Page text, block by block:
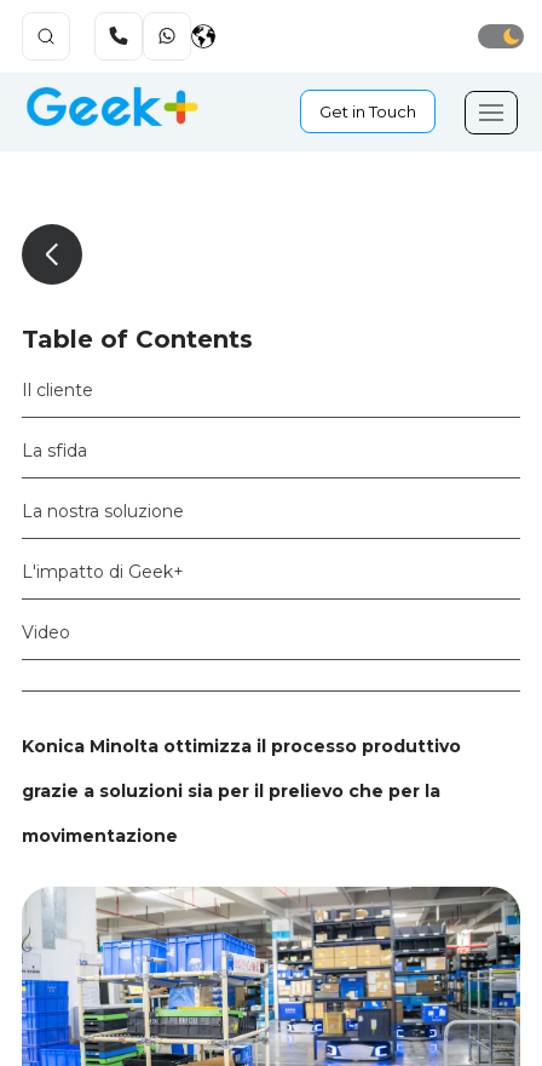
Get in Touch
Table of Contents
Il cliente
La sfida
La nostra soluzione
L'impatto di Geek+
Video
Konica Minolta ottimizza il processo produttivo
grazie a soluzioni sia per il prelievo che per la
movimentazione